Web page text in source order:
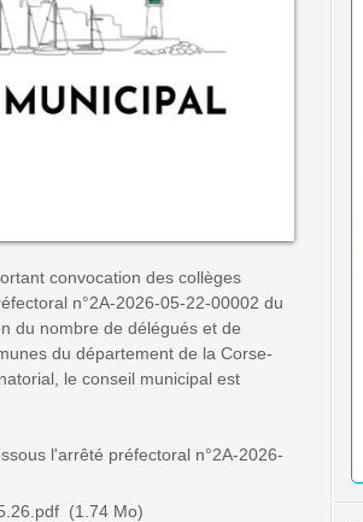
convocation des collèges
n°2A-2026-05-22-00002 du
du nombre de délégués et de
du département de la Corse-
le conseil municipal est
l'arrêté préfectoral n°2A-2026-
(1.74 Mo)